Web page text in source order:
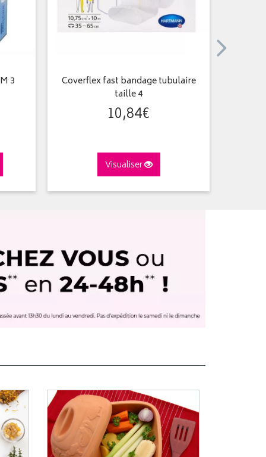
3
Coverflex fast bandage tubulaire
taille 4
10,84€
Visualiser